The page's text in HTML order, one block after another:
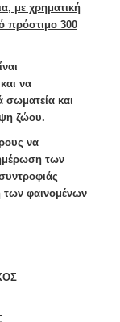
με χρηματική
πρόστιμο 300
να
σωματεία και
ζώου.
να
των
φαινομένων